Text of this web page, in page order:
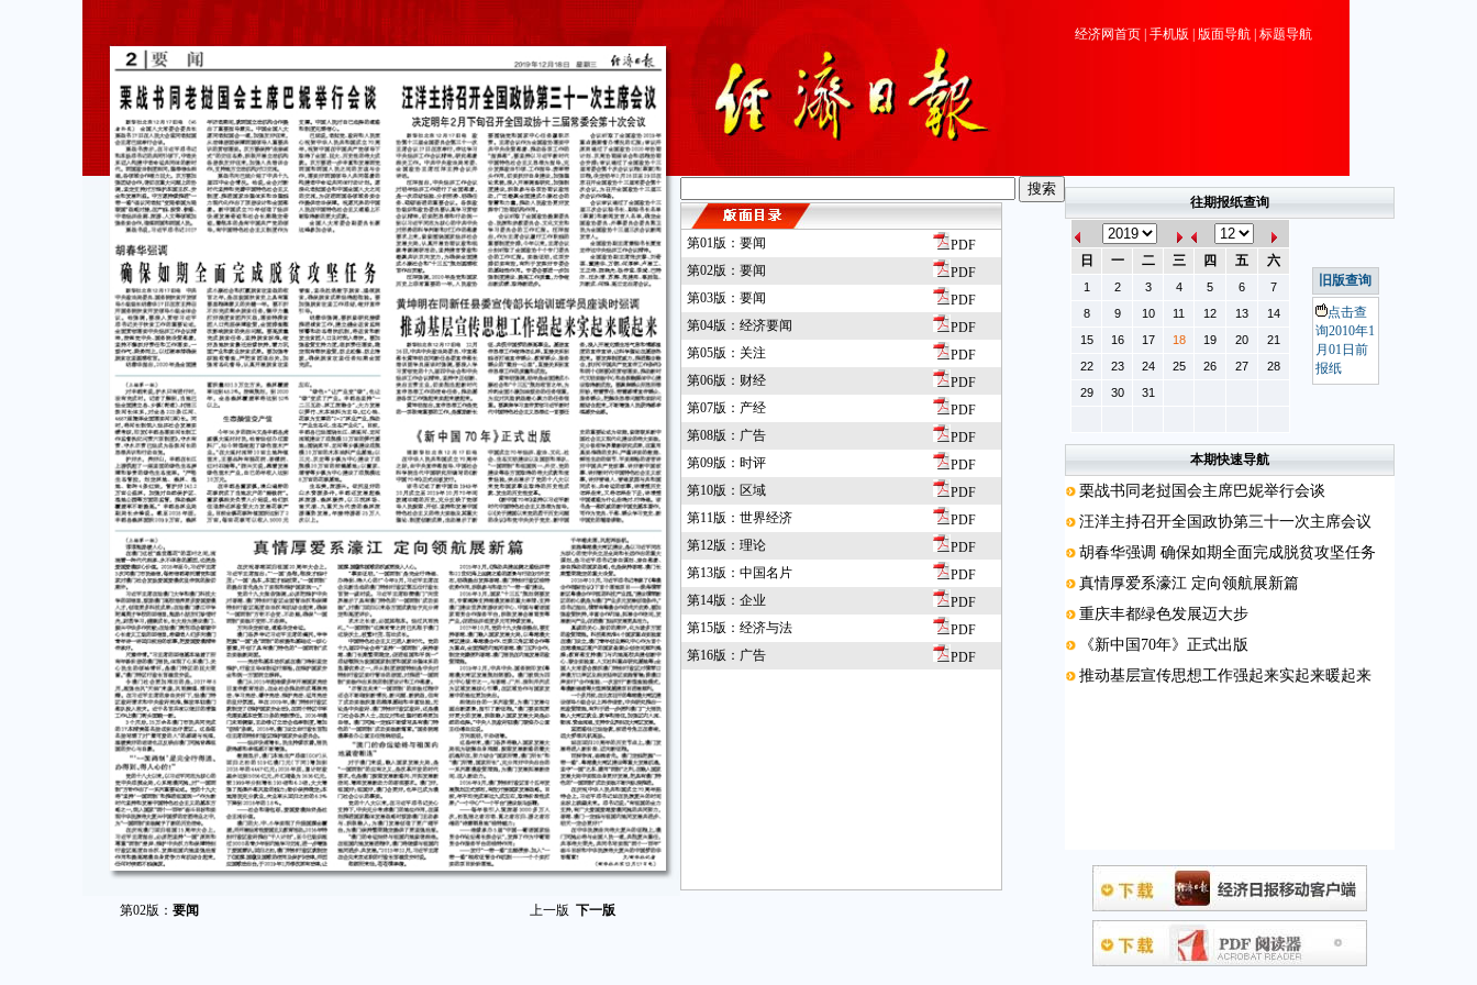
第02版： 要闻 上一版 下一版
经济网首页 手机版 版面导航 标题导航
第01版：要闻
PDF
第02版：要闻
PDF
第03版：要闻
PDF
第04版：经济要闻
PDF
第05版：关注
PDF
第06版：财经
PDF
第07版：产经
PDF
第08版：广告
PDF
第09版：时评
PDF
第10版：区域
PDF
第11版：世界经济
PDF
第12版：理论
PDF
第13版：中国名片
PDF
第14版：企业
PDF
第15版：经济与法
PDF
第16版：广告
PDF
往期报纸查询
日 一 二 三 四 五 六
1 2 3 4 5 6
7
8
9 10 11 12 13
14
15
16 17 18 19 20
21
22
23 24 25 26 27
28
29
30 31
旧版查询
点击查
询2010年1
月01日前
报纸
本期快速导航
栗战书同老挝国会主席巴妮举行会谈
汪洋主持召开全国政协第三十一次主席会议
胡春华强调 确保如期全面完成脱贫攻坚任务
真情厚爱系濠江 定向领航展新篇
重庆丰都绿色发展迈大步
《新中国70年》正式出版
推动基层宣传思想工作强起来实起来暖起来